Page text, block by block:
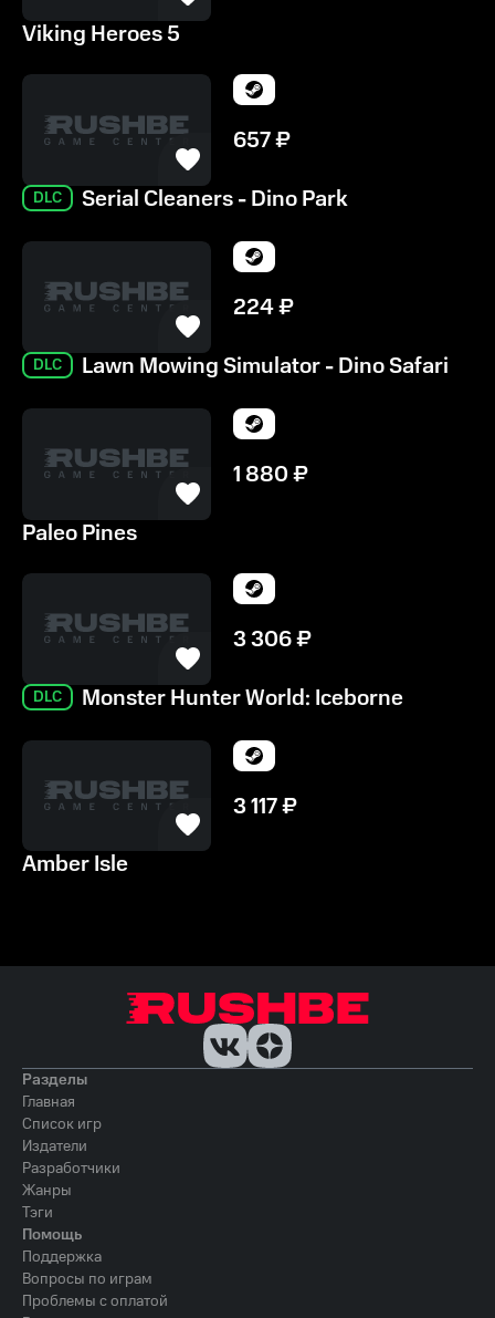
Viking Heroes 5
657₽
DLC Serial Cleaners - Dino Park
224₽
DLC Lawn Mowing Simulator - Dino Safari
1 880₽
Paleo Pines
3 306₽
DLC Monster Hunter World: Iceborne
3 117₽
Amber Isle
Разделы
Главная
Список игр
Издатели
Разработчики
Жанры
Тэги
Помощь
Поддержка
Вопросы по играм
Проблемы с оплатой